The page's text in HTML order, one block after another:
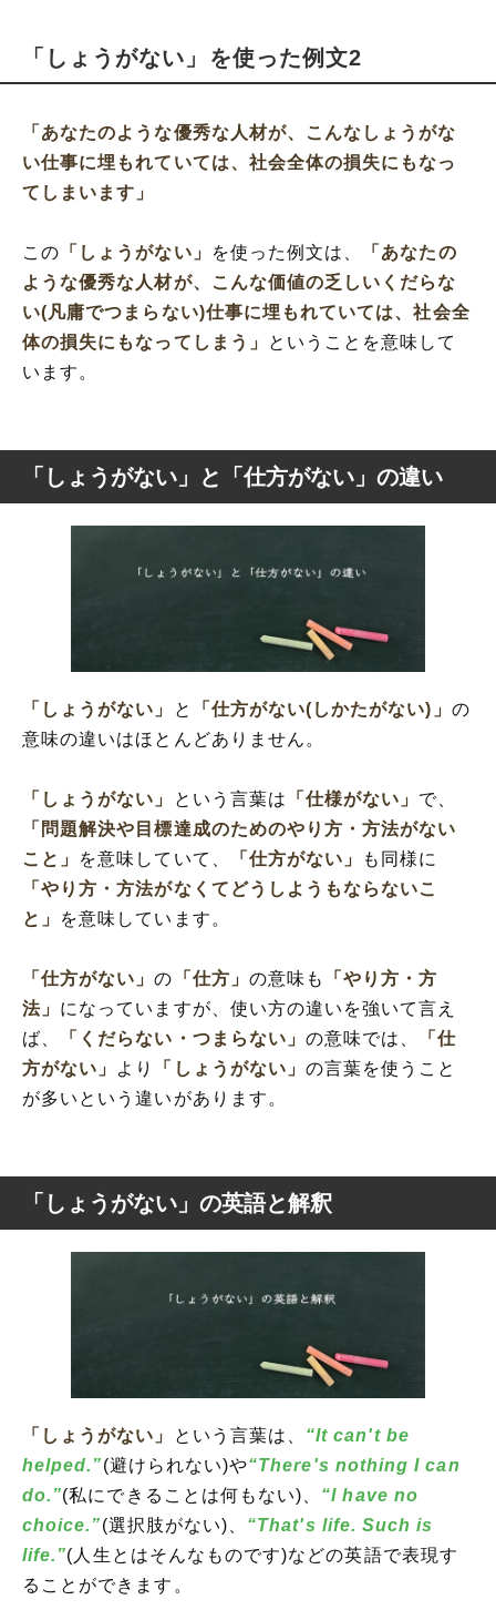
「しょうがない」を使った例文2
「あなたのような優秀な人材が、こんなしょうがな
い仕事に埋もれていては、社会全体の損失にもなっ
てしまいます」
この 「しょうがない」 を使った例文は、
「あなたの
ような優秀な人材が、こんな価値の乏しいくだらな
い(凡庸でつまらない)仕事に埋もれていては、社会全
体の損失にもなってしまう」
ということを意味して
います。
「しょうがない」と「仕方がない」の違い
「しょうがない」 と 「仕方がない(しかたがない)」 の
意味の違いはほとんどありません。
「しょうがない」 という言葉は 「仕様がない」 で、
「問題解決や目標達成のためのやり方・方法がない
こと」
を意味していて、 「仕方がない」
も同様に
「やり方・方法がなくてどうしようもならないこ
と」
を意味しています。
「仕方がない」の 「仕方」 の意味も
「やり方・方
法」 になっていますが、使い方の違いを強いて言え
ば、
「くだらない・つまらない」の意味では、
「仕
方がない」 より 「しょうがない」の言葉を使うこと
が多いという違いがあります。
「しょうがない」の英語と解釈
「しょうがない」 という言葉は、 “It can't be
helped.”(避けられない)や“There's nothing I can
do.”(私にできることは何もない)、 “I have no
choice.”(選択肢がない)、 “That's life. Such is
life.”(人生とはそんなものです)などの英語で表現す
ることができます。